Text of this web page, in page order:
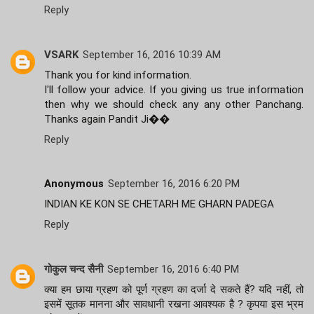
Reply
VSARK September 16, 2016 10:39 AM
Thank you for kind information.
I'll follow your advice. If you giving us true information
then why we should check any any other Panchang.
Thanks again Pandit Ji��
Reply
Anonymous September 16, 2016 6:20 PM
INDIAN KE KON SE CHETARH ME GHARN PADEGA
Reply
गोकुल चन्द सैनी September 16, 2016 6:40 PM
क्या हम छाया ग्रहण को पूर्ण ग्रहण का दर्जा दे सकते हैं? यदि नहीं, तो
इसमें सूतक मानना और सावधानी रखना आवश्यक है ? कृपया इस भ्रम